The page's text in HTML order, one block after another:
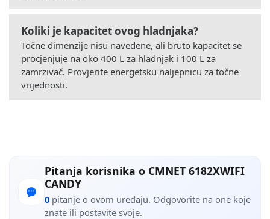
Koliki je kapacitet ovog hladnjaka?
Točne dimenzije nisu navedene, ali bruto kapacitet se
procjenjuje na oko 400 L za hladnjak i 100 L za
zamrzivač. Provjerite energetsku naljepnicu za točne
vrijednosti.
Pitanja korisnika o CMNET 6182XWIFI
CANDY
0 pitanje o ovom uređaju. Odgovorite na one koje
znate ili postavite svoje.